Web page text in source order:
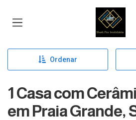
Página
Ordenar
1 Casa com
em Praia Grande,